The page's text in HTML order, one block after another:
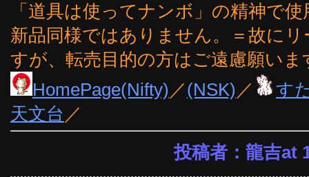
「道具は使ってナンボ」の精神で
新品同様ではありません。＝故に
すが、転売目的の方はご遠慮願いま
HomePage(Nifty) ／(NSK) ／
す
天文台 ／
投稿者：龍吉at